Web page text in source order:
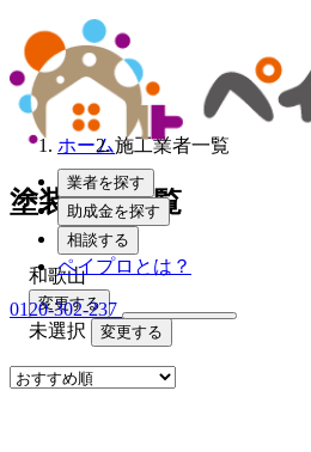
業者を探す
助成金を探す
相談する
ペイプロとは？
0120-302-237
ホーム施工業者一覧
塗装業者一覧
和歌山
変更する
未選択 変更する